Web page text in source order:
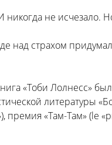
не исчезало.
страхом
«Тоби Лолнесс»
литературы
«Там-Там» (le